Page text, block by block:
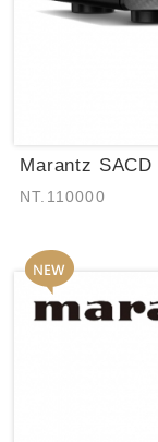
NT.110000